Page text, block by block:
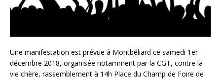
Une manifestation est prévue à Montbéliard ce samedi 1er
décembre 2018, organisée notamment par la CGT, contre la
vie chère, rassemblement à 14h Place du Champ de Foire de